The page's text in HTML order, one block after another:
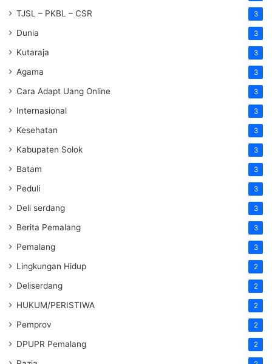
TJSL – PKBL – CSR 3
Dunia 3
Kutaraja 3
Agama 3
Cara Adapt Uang Online 3
Internasional 3
Kesehatan 3
Kabupaten Solok 3
Batam 3
Peduli 3
Deli serdang 3
Berita Pemalang 3
Pemalang 3
Lingkungan Hidup 2
Deliserdang 2
HUKUM/PERISTIWA 2
Pemprov 2
DPUPR Pemalang 2